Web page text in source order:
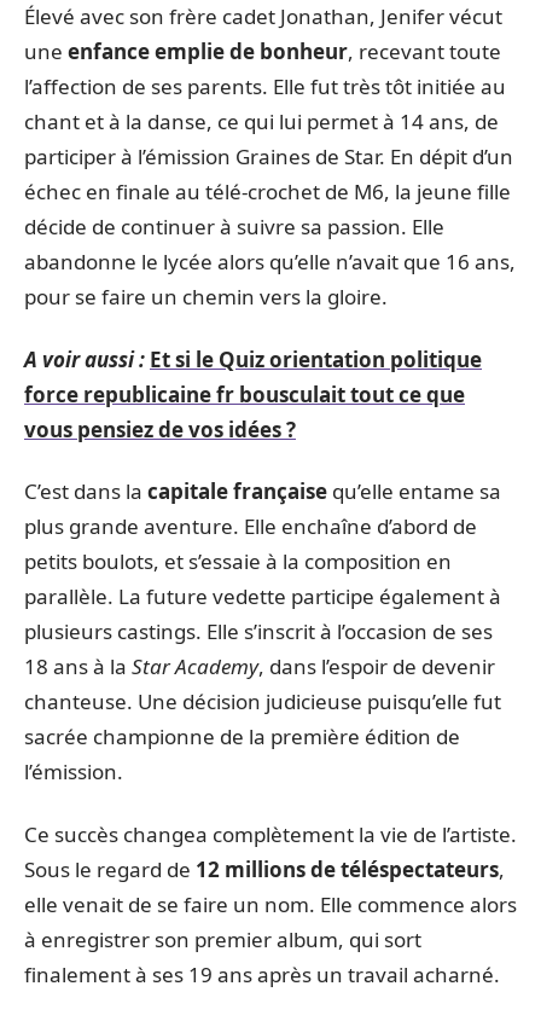
Élevé avec son frère cadet Jonathan, Jenifer vécut
une enfance emplie de bonheur, recevant toute
l’affection de ses parents. Elle fut très tôt initiée au
chant et à la danse, ce qui lui permet à 14 ans, de
participer à l’émission Graines de Star. En dépit d’un
échec en finale au télé-crochet de M6, la jeune fille
décide de continuer à suivre sa passion. Elle
abandonne le lycée alors qu’elle n’avait que 16 ans,
pour se faire un chemin vers la gloire.
A voir aussi : Et si le Quiz orientation politique
force republicaine fr bousculait tout ce que
vous pensiez de vos idées ?
C’est dans la capitale française qu’elle entame sa
plus grande aventure. Elle enchaîne d’abord de
petits boulots, et s’essaie à la composition en
parallèle. La future vedette participe également à
plusieurs castings. Elle s’inscrit à l’occasion de ses
18 ans à la Star Academy, dans l’espoir de devenir
chanteuse. Une décision judicieuse puisqu’elle fut
sacrée championne de la première édition de
l’émission.
Ce succès changea complètement la vie de l’artiste.
Sous le regard de 12 millions de téléspectateurs,
elle venait de se faire un nom. Elle commence alors
à enregistrer son premier album, qui sort
finalement à ses 19 ans après un travail acharné.